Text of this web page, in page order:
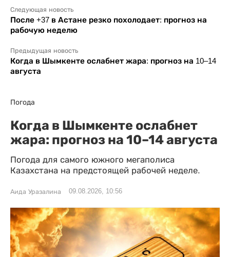
Следующая новость
После +37 в Астане резко похолодает: прогноз на
рабочую неделю
Предыдущая новость
Когда в Шымкенте ослабнет жара: прогноз на 10–14
августа
Погода
Когда в Шымкенте ослабнет
жара: прогноз на 10–14 августа
Погода для самого южного мегаполиса
Казахстана на предстоящей рабочей неделе.
Аида Уразалина 09.08.2026, 10:56